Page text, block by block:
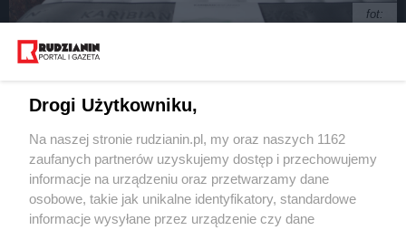
fot:
2 / 5
Wydawca mediów
Drogi Użytkowniku,
Na naszej stronie rudzianin.pl, my oraz naszych 1162
zaufanych partnerów uzyskujemy dostęp i przechowujemy
informacje na urządzeniu oraz przetwarzamy dane
osobowe, takie jak unikalne identyfikatory, standardowe
informacje wysyłane przez urządzenie czy dane